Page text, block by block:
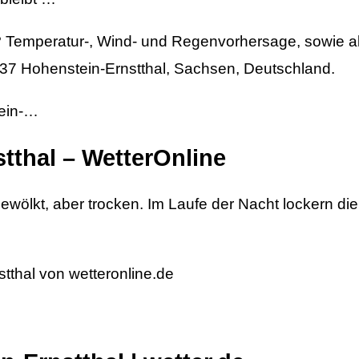
, Wind- und Regenvorhersage, sowie
Hohenstein-Ernstthal, Sachsen, Deutschland.
…
– WetterOnline
aber trocken. Im Laufe der Nacht lockern
von wetteronline.de